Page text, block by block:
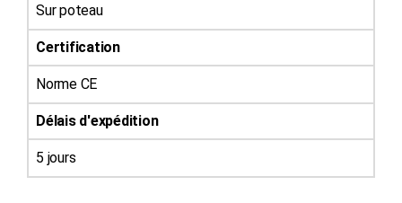
Sur poteau
Certification
Norme CE
Délais d'expédition
5 jours